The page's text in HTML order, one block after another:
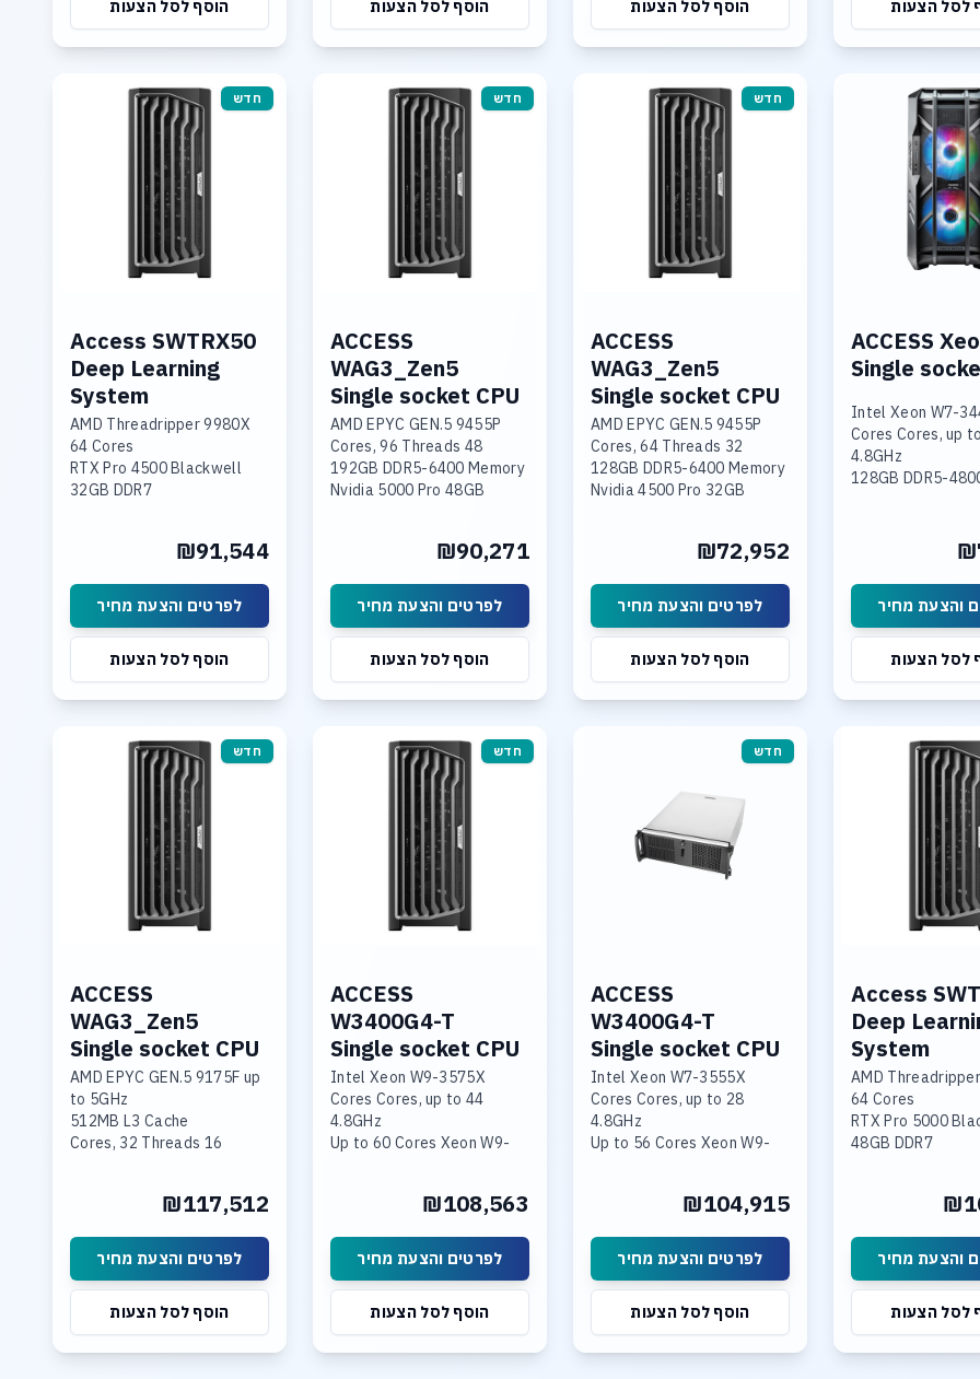
10Gb LAN, Wi-fi 7
לסל הצעות הוסף לסל הצעות הוסף לסל הצעות הוסף לסל הצעות
ACCESS
Single
Intel Xeon W7-
56 Cores Cores, up to
4.8GHz
128GB DDR5-
Option: 2 U.3 up
SSD NVME Linux,
והצעת מחיר
לסל הצעות
חדש
ACCESS
WAG3_Zen5
Single socket CPU
AMD EPYC GEN.5 9455P
32 Cores, 64 Threads
128GB DDR5-6400 Memory
Nvidia 4500 Pro 32GB
Dual 10GBase-T LAN₪72,952
לפרטים והצעת מחיר
הוסף לסל הצעות
חדש
ACCESS
WAG3_Zen5
Single socket CPU
AMD EPYC GEN.5 9455P
48 Cores, 96 Threads
192GB DDR5-6400 Memory
Nvidia 5000 Pro 48GB
Dual 10GBase-T LAN₪90,271
לפרטים והצעת מחיר
הוסף לסל הצעות
חדש
Access SWTRX50
Deep Learning
System
AMD Threadripper 9980X
64 Cores
RTX Pro 4500 Blackwell
32GB DDR7
Linux or Windows O.S.
₪91,544
לפרטים והצעת מחיר
הוסף לסל הצעות
Access
Deep
System
AMD
64 Cores
RTX Pro 5000
48GB DDR7
Linux or Windows
והצעת מחיר
לסל הצעות
חדש
ACCESS
W3400G4-T
Single socket CPU
Intel Xeon W7-3555X
28 Cores Cores, up to
4.8GHz
Up to 56 Cores Xeon W9-
4x RTX A5000
Enterprise
Linux, 10Gb LAN
₪104,915
לפרטים והצעת מחיר
הוסף לסל הצעות
חדש
ACCESS
W3400G4-T
Single socket CPU
Intel Xeon W9-3575X
44 Cores Cores, up to
4.8GHz
Up to 60 Cores Xeon W9-
4x RTX 5000 Ada
Linux, 10Gb LAN
₪108,563
לפרטים והצעת מחיר
הוסף לסל הצעות
חדש
ACCESS
WAG3_Zen5
Single socket CPU
AMD EPYC GEN.5 9175F up
to 5GHz
512MB L3 Cache
16 Cores, 32 Threads
Dual 10GBase-T LAN
₪117,512
לפרטים והצעת מחיר
הוסף לסל הצעות